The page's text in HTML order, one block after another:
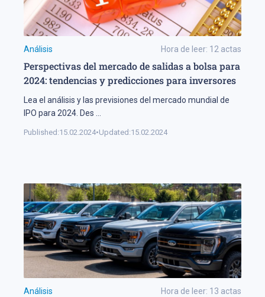
Análisis Hora de leer: 12 actas
Perspectivas del mercado de salidas a bolsa para
2024: tendencias y predicciones para inversores
Lea el análisis y las previsiones del mercado mundial de
IPO para 2024. Des
Published:15.02.2024•Updated:15.02.2024
Análisis Hora de leer: 13 actas